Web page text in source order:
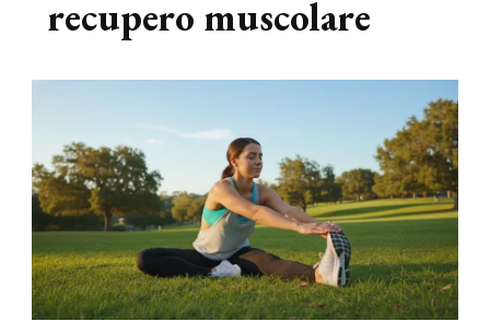
recupero muscolare